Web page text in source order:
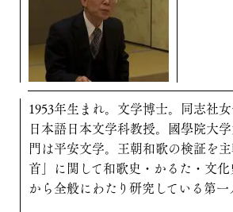
1953年生まれ。文学博士。同志社
日本語日本文学科教授。國學院大
門は平安文学。王朝和歌の検証を
首」に関して和歌史・かるた・文
から全般にわたり研究している第一